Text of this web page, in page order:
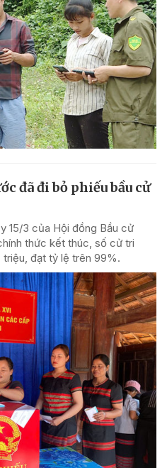
đã đi bỏ phiếu bầu cử
15/3 của Hội đồng Bầu cử
thức kết thúc, số cử tri
triệu, đạt tỷ lệ trên 99%.